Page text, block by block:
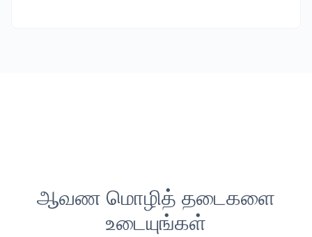
ஆவண மொழித் தடைகளை
உடையுங்கள்